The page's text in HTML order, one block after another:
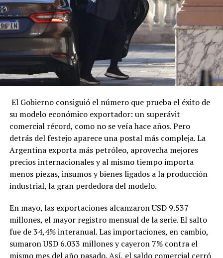
El Gobierno consiguió el número que prueba el éxito de
su modelo económico exportador: un superávit
comercial récord, como no se veía hace años. Pero
detrás del festejo aparece una postal más compleja. La
Argentina exporta más petróleo, aprovecha mejores
precios internacionales y al mismo tiempo importa
menos piezas, insumos y bienes ligados a la producción
industrial, la gran perdedora del modelo.
En mayo, las exportaciones alcanzaron USD 9.537
millones, el mayor registro mensual de la serie. El salto
fue de 34,4% interanual. Las importaciones, en cambio,
sumaron USD 6.033 millones y cayeron 7% contra el
mismo mes del año pasado. Así, el saldo comercial cerró